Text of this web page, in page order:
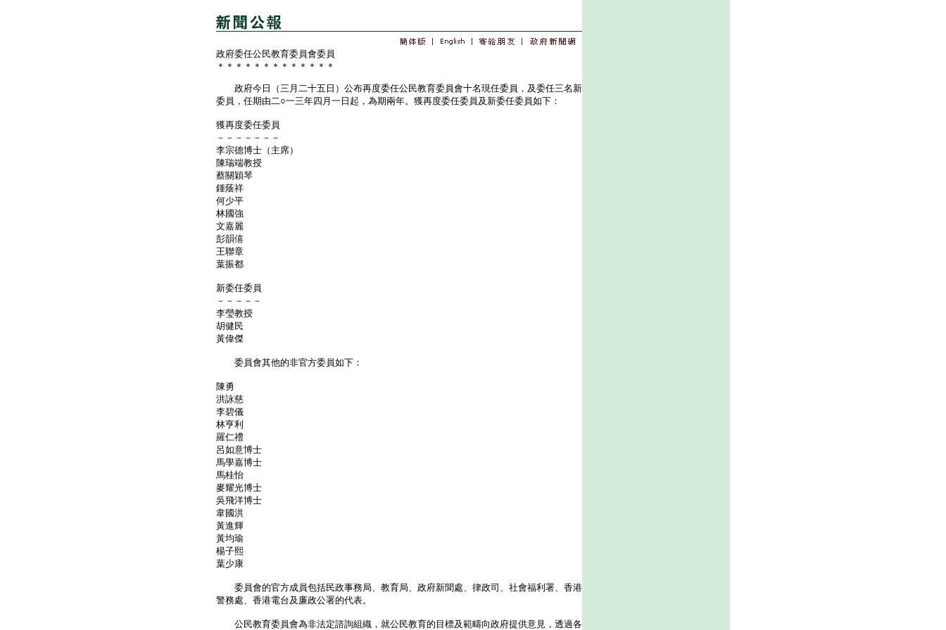
政府委任公民教育委員會委員
＊＊＊＊＊＊＊＊＊＊＊＊＊
政府今日（三月二十五日）公布再度委任公民教育委員會十名現任委員，及委任三名新
委員，任期由二○一三年四月一日起，為期兩年。獲再度委任委員及新委任委員如下：
獲再度委任委員
－－－－－－－
李宗德博士（主席）
陳瑞端教授
蔡關穎琴
鍾蔭祥
何少平
林國強
文嘉麗
彭韻僖
王聯章
葉振都
新委任委員
－－－－－
李瑩教授
胡健民
黃偉傑
委員會其他的非官方委員如下：
陳勇
洪詠慈
李碧儀
林亨利
羅仁禮
呂如意博士
馬學嘉博士
馬桂怡
麥耀光博士
吳飛洋博士
韋國洪
黃進輝
黃均瑜
楊子熙
葉少康
委員會的官方成員包括民政事務局、教育局、政府新聞處、律政司、社會福利署、香港
警務處、香港電台及廉政公署的代表。
公民教育委員會為非法定諮詢組織，就公民教育的目標及範疇向政府提供意見，透過各